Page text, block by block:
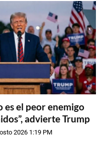
es el peor enemigo
advierte Trump
2026 1:19 PM